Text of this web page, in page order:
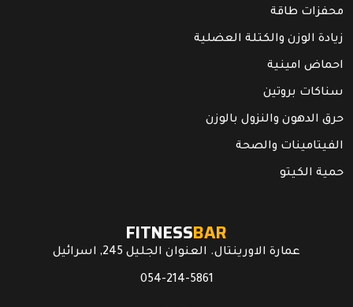
محفزات طاقة
زيادة الوزن والكتلة العضلية
احماض امينية
سناكات بروتين
حرق الدهون والنزول بالوزن
الفيتامينات والصحة
حمية الكيتو
FITNESSBAR
عمارة الاورينتال. العنوان الجليل 245, اسرائيل
054-214-5861